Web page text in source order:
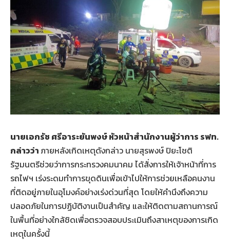
นายเอกรัช ศรีอาระยันพงษ์ หัวหน้าสำนักงานผู้ว่าการ รฟท.
กล่าวว่า ภายหลังเกิดเหตุดังกล่าว นายสุรพงษ์ ปิยะโชติ
รัฐมนตรีช่วยว่าการกระทรวงคมนาคม ได้สั่งการให้เจ้าหน้าที่การ
รถไฟฯ เร่งระดมทำการขุดดินเพื่อเข้าไปให้การช่วยเหลือคนงาน
ที่ติดอยู่ภายในอุโมงค์อย่างเร่งด่วนที่สุด โดยให้คำนึงถึงความ
ปลอดภัยในการปฏิบัติงานเป็นสำคัญ และให้ติดตามสถานการณ์
ในพื้นที่อย่างใกล้ชิดเพื่อตรวจสอบประเมินถึงสาเหตุของการเกิด
เหตุในครั้งนี้